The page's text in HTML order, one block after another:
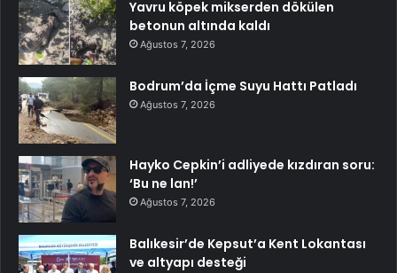
Yavru köpek mikserden dökülen
betonun altında kaldı
Ağustos 7, 2026
Bodrum’da İçme Suyu Hattı Patladı
Ağustos 7, 2026
Hayko Cepkin’i adliyede kızdıran soru:
‘Bu ne lan!’
Ağustos 7, 2026
Balıkesir’de Kepsut’a Kent Lokantası
ve altyapı desteği